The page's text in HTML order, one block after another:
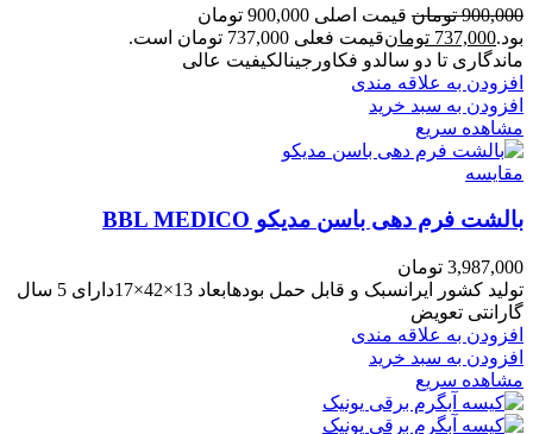
900,000 تومان
قیمت اصلی 900,000 تومان
بود.737,000 تومانقیمت فعلی 737,000 تومان است.
ماندگاری تا دو سالدو فکاورجینالکیفیت عالی
افزودن به علاقه مندی
افزودن به سبد خرید
مشاهده سریع
مقایسه
بالشت فرم دهی باسن مدیکو BBL MEDICO
3,987,000 تومان
تولید کشور ایرانسبک و قابل حمل بودهابعاد 13×42×17دارای 5 سال
گارانتی تعویض
افزودن به علاقه مندی
افزودن به سبد خرید
مشاهده سریع